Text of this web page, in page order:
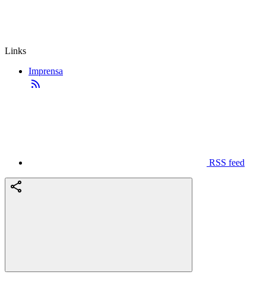
Links
Imprensa
RSS feed